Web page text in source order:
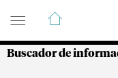
Guía de
Buscador de